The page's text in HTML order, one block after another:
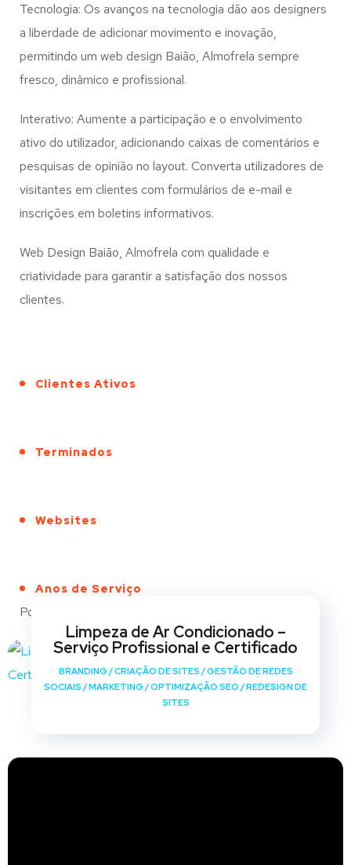
Tecnologia: Os avanços na tecnologia dão aos designers
a liberdade de adicionar movimento e inovação,
permitindo um web design Baião, Almofrela sempre
fresco, dinâmico e profissional.
Interativo: Aumente a participação e o envolvimento
ativo do utilizador, adicionando caixas de comentários e
pesquisas de opinião no layout. Converta utilizadores de
visitantes em clientes com formulários de e-mail e
inscrições em boletins informativos.
Web Design Baião, Almofrela com qualidade e
criatividade para garantir a satisfação dos nossos
clientes.
Clientes Ativos
Terminados
Websites
Anos de Serviço
Portfólio
Limpeza de Ar Condicionado –
Serviço Profissional e Certificado
BRANDING /CRIAÇÃO DE SITES /GESTÃO DE REDES
SOCIAIS /MARKETING /OPTIMIZAÇÃO SEO /REDESIGN DE
SITES